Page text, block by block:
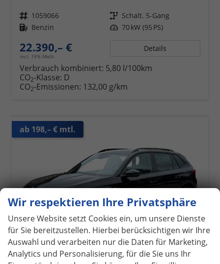
Fahrzeugnr. 1059066 Getriebe Schalt. 5-Gang
Kraftstoff Benzin Leistung 70 kW (95 PS)
22.390,– €
incl. 19% MwSt.
Details
Verbrauch kombiniert: 5,80 l/100km
CO2-Klasse: D
CO2-Emissionen: 132,00 g/km
ab 198,– € mtl.
Wir respektieren Ihre Privatsphäre
Unsere Website setzt Cookies ein, um unsere Dienste
für Sie bereitzustellen. Hierbei berücksichtigen wir Ihre
Auswahl und verarbeiten nur die Daten für Marketing,
Analytics und Personalisierung, für die Sie uns Ihr